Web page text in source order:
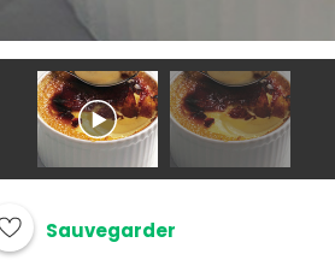
Sauvegarder